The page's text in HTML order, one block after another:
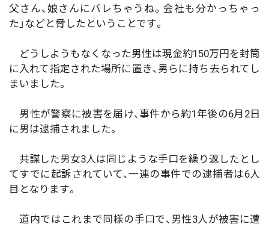
父さん、娘さんにバレちゃうね。会社も分かっちゃっ
た」などと脅したということです。
どうしようもなくなった男性は現金約150万円を封筒
に入れて指定された場所に置き、男らに持ち去られてし
まいました。
男性が警察に被害を届け、事件から約1年後の6月2日
に男は逮捕されました。
共謀した男女3人は同じような手口を繰り返したとし
てすでに起訴されていて、一連の事件での逮捕者は6人
目となります。
道内ではこれまで同様の手口で、男性3人が被害に遭